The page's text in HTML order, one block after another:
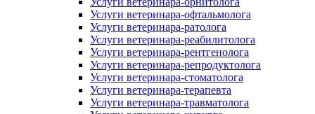
Услуги ветеринара-офтальмолога
Услуги ветеринара-ратолога
Услуги ветеринара-реабилитолога
Услуги ветеринара-рентгенолога
Услуги ветеринара-репродуктолога
Услуги ветеринара-стоматолога
Услуги ветеринара-терапевта
Услуги ветеринара-травматолога